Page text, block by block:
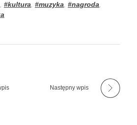
, #kultura, #muzyka, #nagroda,
Następny wpis